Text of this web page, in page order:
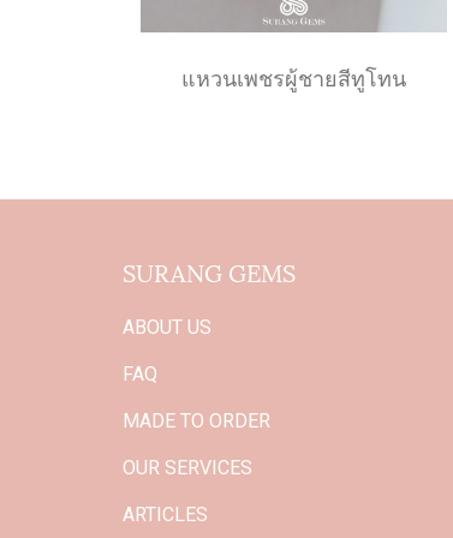
แหวนเพชรผู้ชายสีทูโทน
SURANG GEMS
ABOUT US
FAQ
MADE TO ORDER
OUR SERVICES
ARTICLES